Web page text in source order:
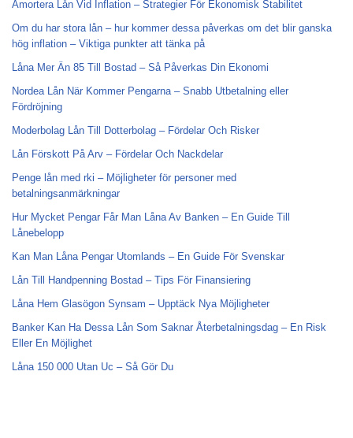
Amortera Lån Vid Inflation – Strategier För Ekonomisk Stabilitet
Om du har stora lån – hur kommer dessa påverkas om det blir ganska
hög inflation – Viktiga punkter att tänka på
Låna Mer Än 85 Till Bostad – Så Påverkas Din Ekonomi
Nordea Lån När Kommer Pengarna – Snabb Utbetalning eller
Fördröjning
Moderbolag Lån Till Dotterbolag – Fördelar Och Risker
Lån Förskott På Arv – Fördelar Och Nackdelar
Penge lån med rki – Möjligheter för personer med
betalningsanmärkningar
Hur Mycket Pengar Får Man Låna Av Banken – En Guide Till
Lånebelopp
Kan Man Låna Pengar Utomlands – En Guide För Svenskar
Lån Till Handpenning Bostad – Tips För Finansiering
Låna Hem Glasögon Synsam – Upptäck Nya Möjligheter
Banker Kan Ha Dessa Lån Som Saknar Återbetalningsdag – En Risk
Eller En Möjlighet
Låna 150 000 Utan Uc – Så Gör Du